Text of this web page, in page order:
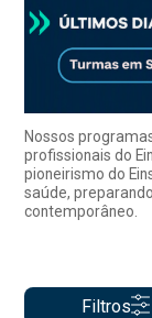
Nossos
profissionais do
pioneirismo do
saúde,
contemporâneo.
Filtros